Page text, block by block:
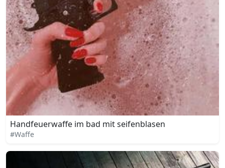
Handfeuerwaffe im bad mit seifenblasen
#Waffe